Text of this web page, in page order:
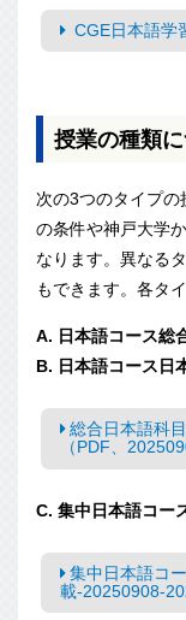
CGE日本語学
授業の種類
次の3つのタイプ
の条件や神戸大学
なります。異なる
もできます。各タ
A. 日本語コース総
B. 日本語コース日
総合日本語科
（PDF、
C. 集中日本語コー
集中日本語コ
載-20250908-